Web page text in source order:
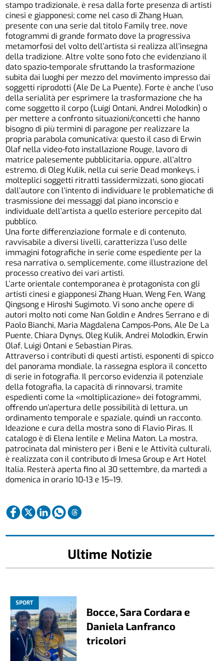
stampo tradizionale, è resa dalla forte presenza di artisti
cinesi e giapponesi; come nel caso di Zhang Huan,
presente con una serie dal titolo Family tree, nove
fotogrammi di grande formato dove la progressiva
metamorfosi del volto dell’artista si realizza all’insegna
della tradizione. Altre volte sono foto che evidenziano il
dato spazio-temporale sfruttando la trasformazione
subita dai luoghi per mezzo del movimento impresso dai
soggetti riprodotti (Ale De La Puente). Forte è anche l’uso
della serialità per esprimere la trasformazione che ha
come soggetto il corpo (Luigi Ontani, Andrei Molodkin) o
per mettere a confronto situazioni/concetti che hanno
bisogno di più termini di paragone per realizzare la
propria parabola comunicativa: questo il caso di Erwin
Olaf nella video-foto installazione Rouge, lavoro di
matrice palesemente pubblicitaria, oppure, all’altro
estremo, di Oleg Kulik, nella cui serie Dead monkeys, i
molteplici soggetti ritratti tassidermizzati, sono giocati
dall’autore con l’intento di individuare le problematiche di
trasmissione dei messaggi dal piano inconscio e
individuale dell’artista a quello esteriore percepito dal
pubblico.
Una forte differenziazione formale e di contenuto,
ravvisabile a diversi livelli, caratterizza l’uso delle
immagini fotografiche in serie come espediente per la
resa narrativa o, semplicemente, come illustrazione del
processo creativo dei vari artisti.
L’arte orientale contemporanea è protagonista con gli
artisti cinesi e giapponesi Zhang Huan, Weng Fen, Wang
Qingsong e Hiroshi Sugimoto. Vi sono anche opere di
autori molto noti come Nan Goldin e Andres Serrano e di
Paolo Bianchi, Maria Magdalena Campos-Pons, Ale De La
Puente, Chiara Dynys, Oleg Kulik, Andrei Molodkin, Erwin
Olaf, Luigi Ontani e Sebastian Piras.
Attraverso i contributi di questi artisti, esponenti di spicco
del panorama mondiale, la rassegna esplora il concetto
di serie in fotografia. Il percorso evidenzia il potenziale
della fotografia, la capacità di rinnovarsi, tramite
espedienti come la «moltiplicazione» dei fotogrammi,
offrendo un’apertura delle possibilità di lettura, un
ordinamento temporale e spaziale, quindi un racconto.
Ideazione e cura della mostra sono di Flavio Piras. Il
catalogo è di Elena Ientile e Melina Maton. La mostra,
patrocinata dal ministero per i Beni e le Attività culturali,
è realizzata con il contributo di Imesa Group e Art Hotel
Italia. Resterà aperta fino al 30 settembre, da martedì a
domenica in orario 10-13 e 15–19.
Ultime Notizie
SPORT
Bocce, Sara Cordara e
Daniela Lanfranco
tricolori